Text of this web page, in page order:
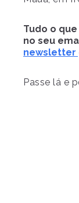
Tudo o
no seu
newsletter
Passe lá e